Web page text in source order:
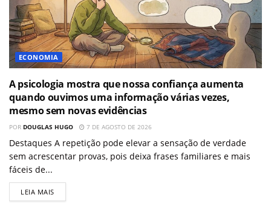
ECONOMIA
A psicologia mostra que nossa confiança aumenta
quando ouvimos uma informação várias vezes,
mesmo sem novas evidências
POR DOUGLAS HUGO 7 DE AGOSTO DE 2026
Destaques A repetição pode elevar a sensação de verdade
sem acrescentar provas, pois deixa frases familiares e mais
fáceis de...
LEIA MAIS